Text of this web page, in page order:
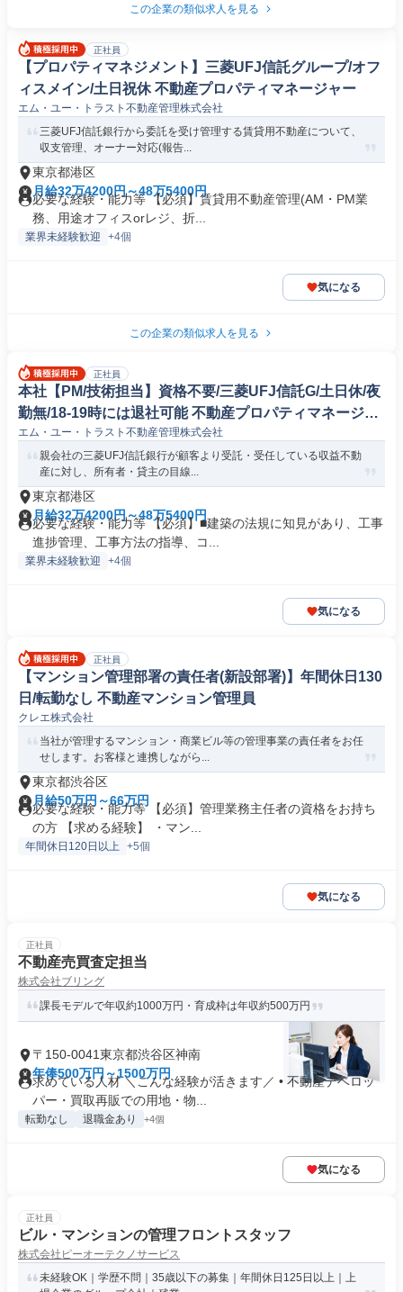
この企業の類似求人を見る
正社員
【プロパティマネジメント】三菱UFJ信託グループ/オフ
ィスメイン/土日祝休 不動産プロパティマネージャー
エム・ユー・トラスト不動産管理株式会社
三菱UFJ信託銀行から委託を受け管理する賃貸用不動産について、
収支管理、オーナー対応(報告...
東京都港区
月給32万4200円～48万5400円
必要な経験・能力等 【必須】賃貸用不動産管理(AM・PM業
務、用途オフィスorレジ、折...
業界未経験歓迎 +4個
気になる
この企業の類似求人を見る
正社員
本社【PM/技術担当】資格不要/三菱UFJ信託G/土日休/夜
勤無/18-19時には退社可能 不動産プロパティマネージャ
ー
エム・ユー・トラスト不動産管理株式会社
親会社の三菱UFJ信託銀行が顧客より受託・受任している収益不動
産に対し、所有者・貸主の目線...
東京都港区
月給32万4200円～48万5400円
必要な経験・能力等 【必須】■建築の法規に知見があり、工事
進捗管理、工事方法の指導、コ...
業界未経験歓迎 +4個
気になる
正社員
【マンション管理部署の責任者(新設部署)】年間休日130
日/転勤なし 不動産マンション管理員
クレエ株式会社
当社が管理するマンション・商業ビル等の管理事業の責任者をお任
せします。お客様と連携しながら...
東京都渋谷区
月給50万円～66万円
必要な経験・能力等 【必須】管理業務主任者の資格をお持ち
の方 【求める経験】 ・マン...
年間休日120日以上 +5個
気になる
正社員
不動産売買査定担当
株式会社ブリング
課長モデルで年収約1000万円・育成枠は年収約500万円
〒150-0041東京都渋谷区神南
年俸500万円～1500万円
求めている人材 ＼こんな経験が活きます／ • 不動産デベロッ
パー・買取再販での用地・物...
転勤なし 退職金あり +4個
気になる
正社員
ビル・マンションの管理フロントスタッフ
株式会社ピーオーテクノサービス
未経験OK｜学歴不問｜35歳以下の募集｜年間休日125日以上｜上